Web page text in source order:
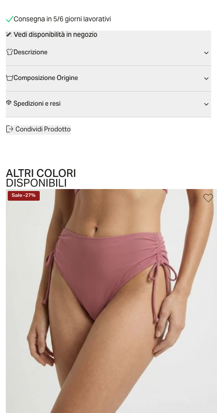
Consegna in 5/6 giorni lavorativi
Vedi disponibilità in negozio
Descrizione
Composizione Origine
Spedizioni e resi
Condividi Prodotto
ALTRI COLORI
DISPONIBILI
Sale-27%